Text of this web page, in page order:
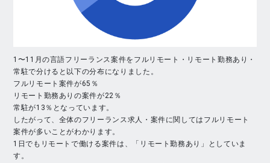
1〜11月の言語フリーランス案件をフルリモート・リモート勤務あり・
常駐で分けると以下の分布になりました。
フルリモート案件が65％
リモート勤務ありの案件が22％
常駐が13％となっています。
したがって、全体のフリーランス求人・案件に関してはフルリモート
案件が多いことがわかります。
1日でもリモートで働ける案件は、「リモート勤務あり」としていま
す。